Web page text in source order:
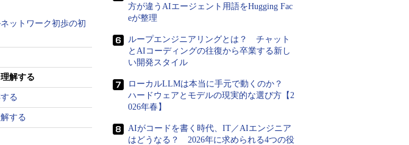
ットワーク初歩の初
解する
る
する
方が違うAIエージェント用語をHugging Fac
eが整理
ループエンジニアリングとは？ チャット
とAIコーディングの往復から卒業する新し
い開発スタイル
ローカルLLMは本当に手元で動くのか？
ハードウェアとモデルの現実的な選び方【2
026年春】
AIがコードを書く時代、IT／AIエンジニア
はどうなる？ 2026年に求められる4つの役